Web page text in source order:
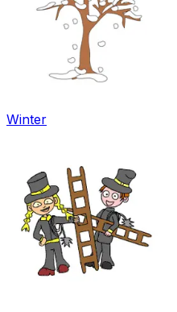
Winter